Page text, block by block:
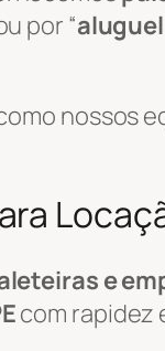
por “
nossos
e
com rapidez